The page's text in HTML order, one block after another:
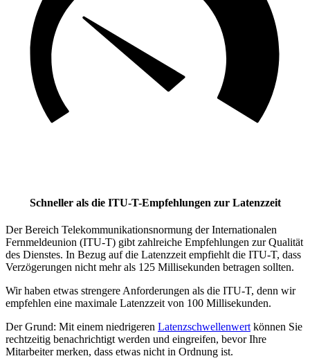
Schneller als die ITU-T-Empfehlungen zur Latenzzeit
Der Bereich Telekommunikationsnormung der Internationalen
Fernmeldeunion (ITU-T) gibt zahlreiche Empfehlungen zur Qualität
des Dienstes. In Bezug auf die Latenzzeit empfiehlt die ITU-T, dass
Verzögerungen nicht mehr als 125 Millisekunden betragen sollten.
Wir haben etwas strengere Anforderungen als die ITU-T, denn wir
empfehlen eine maximale Latenzzeit von 100 Millisekunden.
Der Grund: Mit einem niedrigeren Latenzschwellenwertkönnen Sie
rechtzeitig benachrichtigt werden und eingreifen, bevor Ihre
Mitarbeiter merken, dass etwas nicht in Ordnung ist.